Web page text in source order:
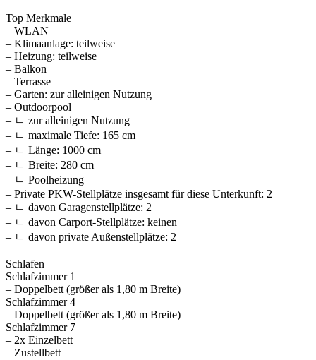
Top Merkmale
– WLAN
– Klimaanlage: teilweise
– Heizung: teilweise
– Balkon
– Terrasse
– Garten: zur alleinigen Nutzung
– Outdoorpool
– ㄴ zur alleinigen Nutzung
– ㄴ maximale Tiefe: 165 cm
– ㄴ Länge: 1000 cm
– ㄴ Breite: 280 cm
– ㄴ Poolheizung
– Private PKW-Stellplätze insgesamt für diese Unterkunft: 2
– ㄴ davon Garagenstellplätze: 2
– ㄴ davon Carport-Stellplätze: keinen
– ㄴ davon private Außen­stellplätze: 2
Schlafen
Schlafzimmer 1
– Doppelbett (größer als 1,80 m Breite)
Schlafzimmer 4
– Doppelbett (größer als 1,80 m Breite)
Schlafzimmer 7
– 2x Einzelbett
– Zustellbett